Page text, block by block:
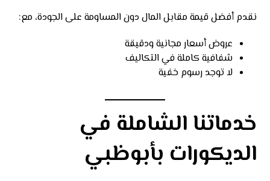
نقدم أفضل قيمة مقابل المال دون المساومة على الجودة، مع:
عروض أسعار مجانية ودقيقة
شفافية كاملة في التكاليف
لا توجد رسوم خفية
خدماتنا الشاملة في
الديكورات بأبوظبي